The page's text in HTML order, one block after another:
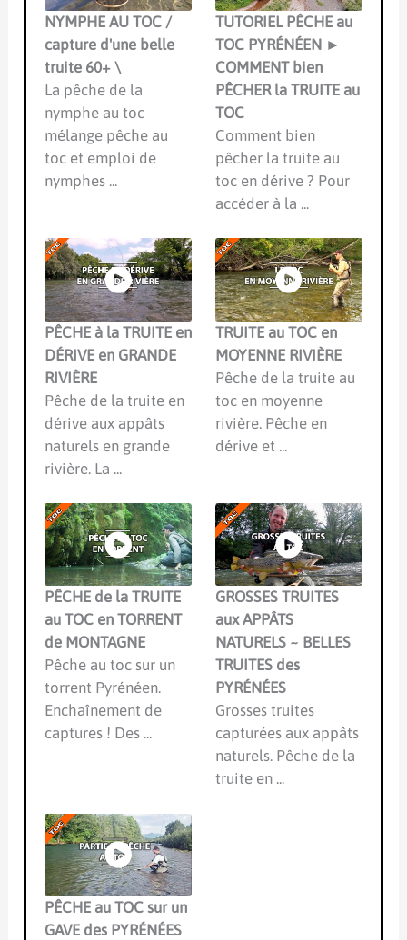
NYMPHE AU TOC /
capture d'une belle
truite 60+ \
La pêche de la
nymphe au toc
mélange pêche au
toc et emploi de
nymphes ...
TUTORIEL PÊCHE au
TOC PYRÉNÉEN ►
COMMENT bien
PÊCHER la TRUITE au
TOC
Comment bien
pêcher la truite au
toc en dérive ? Pour
accéder à la ...
PÊCHE à la TRUITE en
DÉRIVE en GRANDE
RIVIÈRE
Pêche de la truite en
dérive aux appâts
naturels en grande
rivière. La ...
TRUITE au TOC en
MOYENNE RIVIÈRE
Pêche de la truite au
toc en moyenne
rivière. Pêche en
dérive et ...
PÊCHE de la TRUITE
au TOC en TORRENT
de MONTAGNE
Pêche au toc sur un
torrent Pyrénéen.
Enchaînement de
captures ! Des ...
GROSSES TRUITES
aux APPÂTS
NATURELS ~ BELLES
TRUITES des
PYRÉNÉES
Grosses truites
capturées aux appâts
naturels. Pêche de la
truite en ...
PÊCHE au TOC sur un
GAVE des PYRÉNÉES